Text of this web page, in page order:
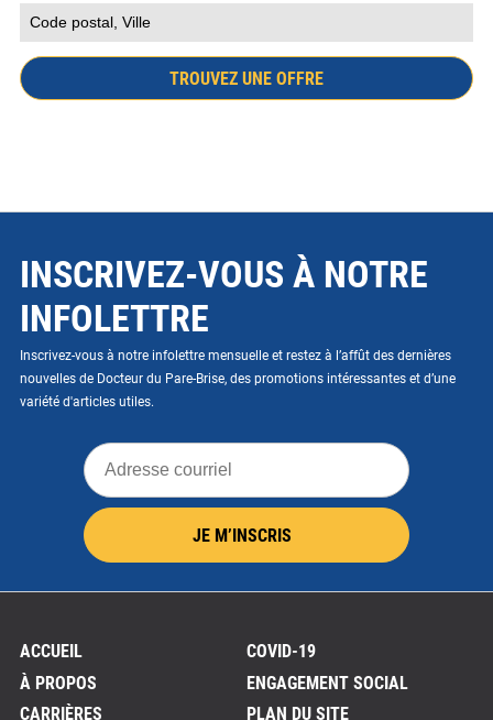
TROUVEZ UNE OFFRE
INSCRIVEZ-VOUS À NOTRE
INFOLETTRE
Inscrivez-vous à notre infolettre mensuelle et restez à l’affût des dernières
nouvelles de Docteur du Pare-Brise, des promotions intéressantes et d’une
variété d'articles utiles.
Adresse
courriel
JE M’INSCRIS
ACCUEIL
À PROPOS
CARRIÈRES
COVID-19
ENGAGEMENT SOCIAL
PLAN DU SITE